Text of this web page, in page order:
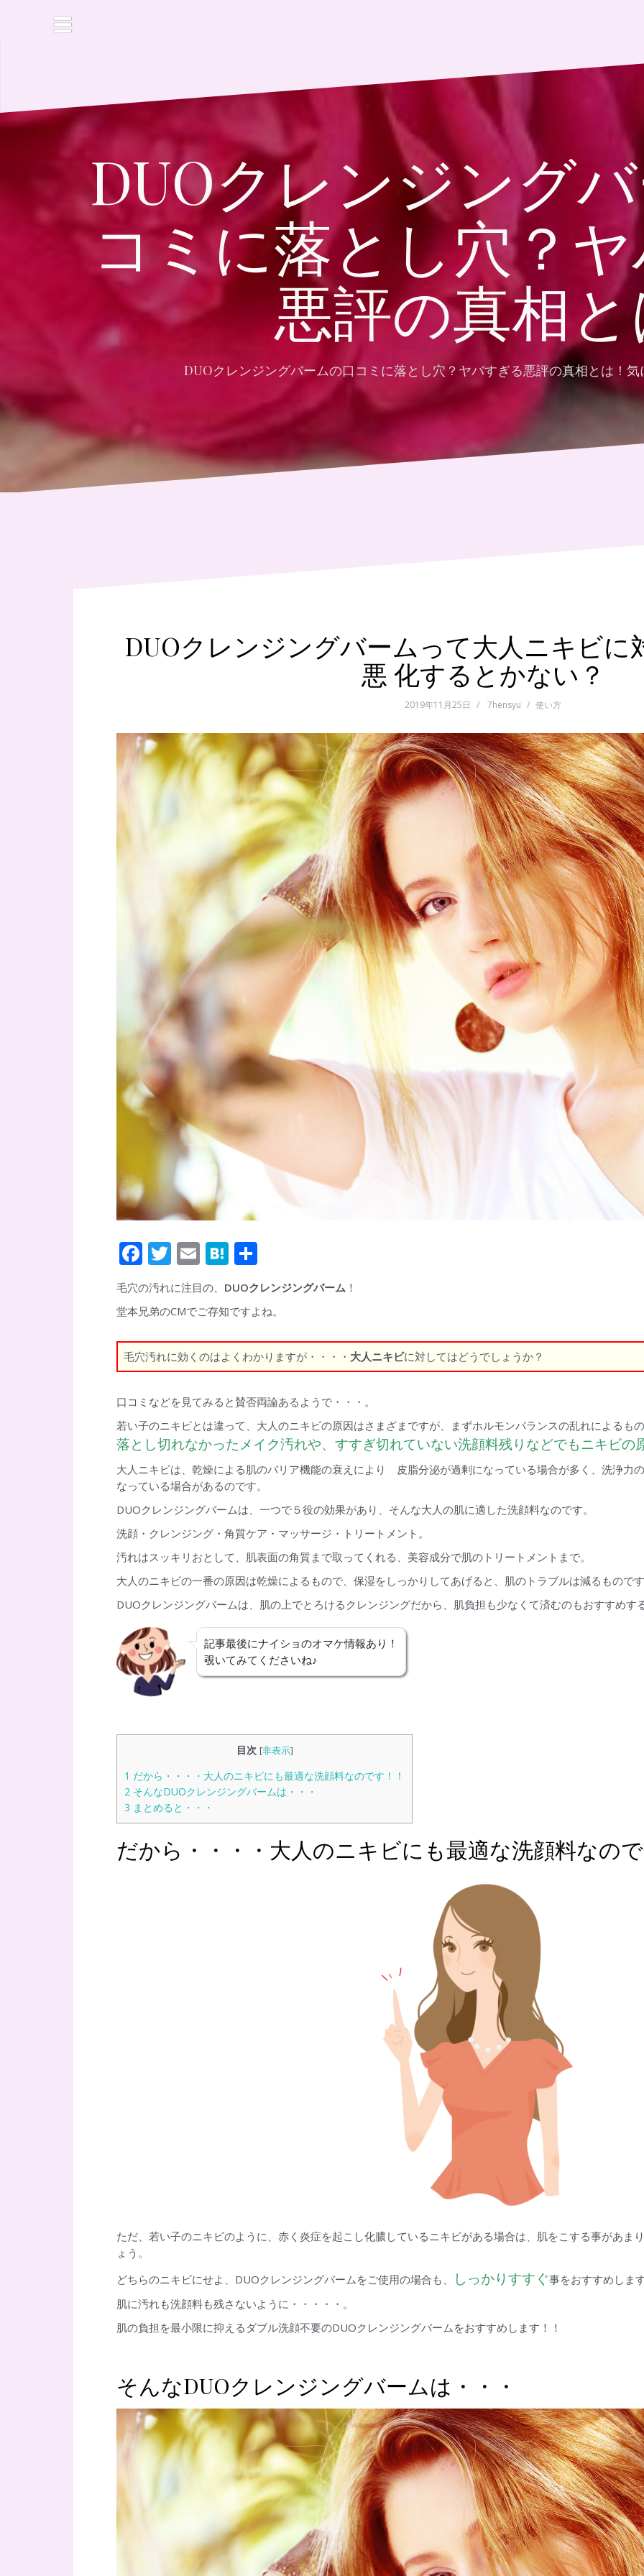
キ
DUOクレンジング
コミに落とし穴？
悪評の真相
DUOクレンジングバームの口コミに落とし穴？ヤバすぎる悪評の真相とは！
DUOクレンジングバームって大人ニキビに
悪 化するとかない？
2019年11月25日 7hensyu 使い方
F
ac
e
b
o
o
k
T
w
itt
er
E
m
ai
l
H
at
e
n
a
有
毛穴の汚れに注目の、 DUOクレンジングバーム ！
堂本兄弟のCMでご存知ですよね。
毛穴汚れに効くのはよくわかりますが・・・・ 大人ニキビに対してはどうでしょうか？
口コミなどを見てみると賛否両論あるようで・・・。
若い子のニキビとは違って、大人のニキビの原因はさまざまですが、まずホルモンバランスの乱れによるも
落とし切れなかったメイク汚れや、すすぎ切れていない洗顔料残りなどでもニキビの
大人ニキビは、乾燥による肌のバリア機能の衰えにより 皮脂分泌が過剰になっている場合が多く、洗浄力
なっている場合があるのです。
DUOクレンジングバームは、一つで５役の効果があり、そんな大人の肌に適した洗顔料なのです。
洗顔・クレンジング・角質ケア・マッサージ・トリートメント。
汚れはスッキリおとして、肌表面の角質まで取ってくれる、美容成分で肌のトリートメントまで。
大人のニキビの一番の原因は乾燥によるもので、保湿をしっかりしてあげると、肌のトラブルは減るもので
DUOクレンジングバームは、肌の上でとろけるクレンジングだから、肌負担も少なくて済むのもおすすめす
記事最後にナイショのオマケ情報あり！
覗いてみてくださいね♪
目次 [非表示]
1 だから・・・・大人のニキビにも最適な洗顔料なのです！！
2 そんなDUOクレンジングバームは・・・
3 まとめると・・・
だから・・・・大人のニキビにも最適な洗顔料なの
ただ、若い子のニキビのように、赤く炎症を起こし化膿しているニキビがある場合は、肌をこする事があま
ょう。
どちらのニキビにせよ、DUOクレンジングバームをご使用の場合も、
しっかりすすぐ事をおすすめしま
肌に汚れも洗顔料も残さないように・・・・・。
肌の負担を最小限に抑えるダブル洗顔不要のDUOクレンジングバームをおすすめします！！
そんなDUOクレンジングバームは・・・